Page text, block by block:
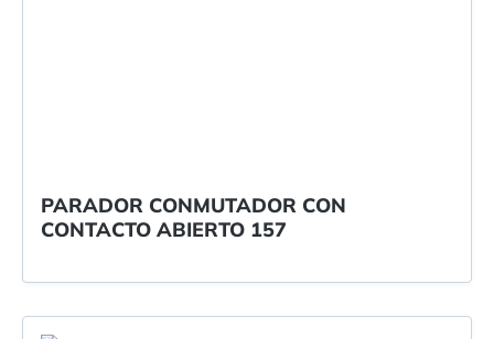
PARADOR CONMUTADOR CON
CONTACTO ABIERTO 157